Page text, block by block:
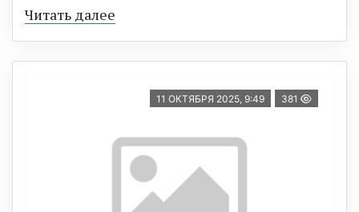
Читать далее
11 ОКТЯБРЯ 2025, 9:49 381